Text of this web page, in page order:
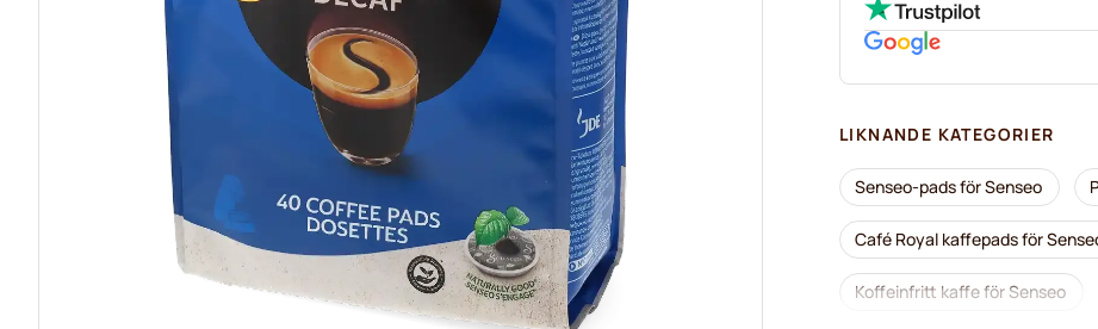
LIKNANDE KATEGORIER
Senseo-pads för Senseo
Café Royal kaffepads för
Koffeinfritt kaffe för Senseo